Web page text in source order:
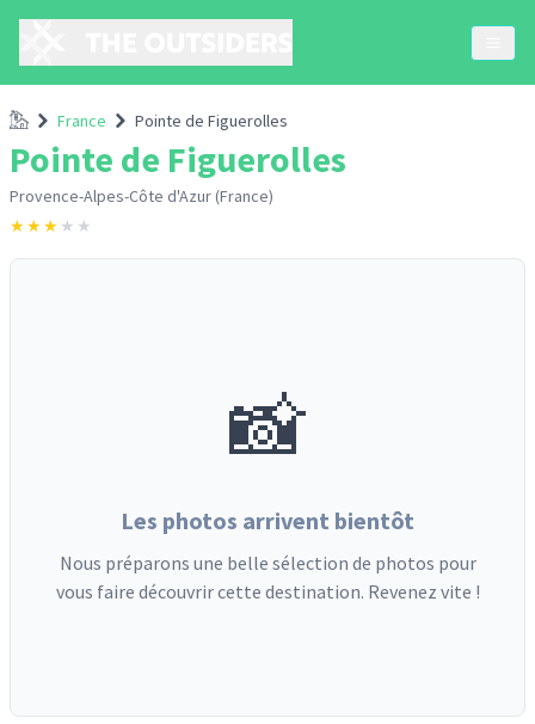
Accueil
France Pointe de Figuerolles
Pointe de Figuerolles
Provence-Alpes-Côte d'Azur (France)
★★★ ★ ★
📸
Les photos arrivent bientôt
Nous préparons une belle sélection de photos pour
vous faire découvrir cette destination. Revenez vite !